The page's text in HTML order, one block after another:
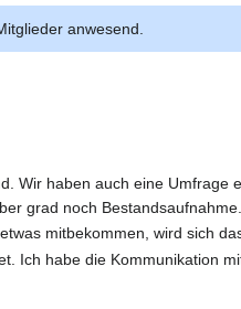
anwesend.
Wir haben auch eine
grad noch Bestandsaufnahme.
mitbekommen, wird sich
Ich habe die Kommunikation